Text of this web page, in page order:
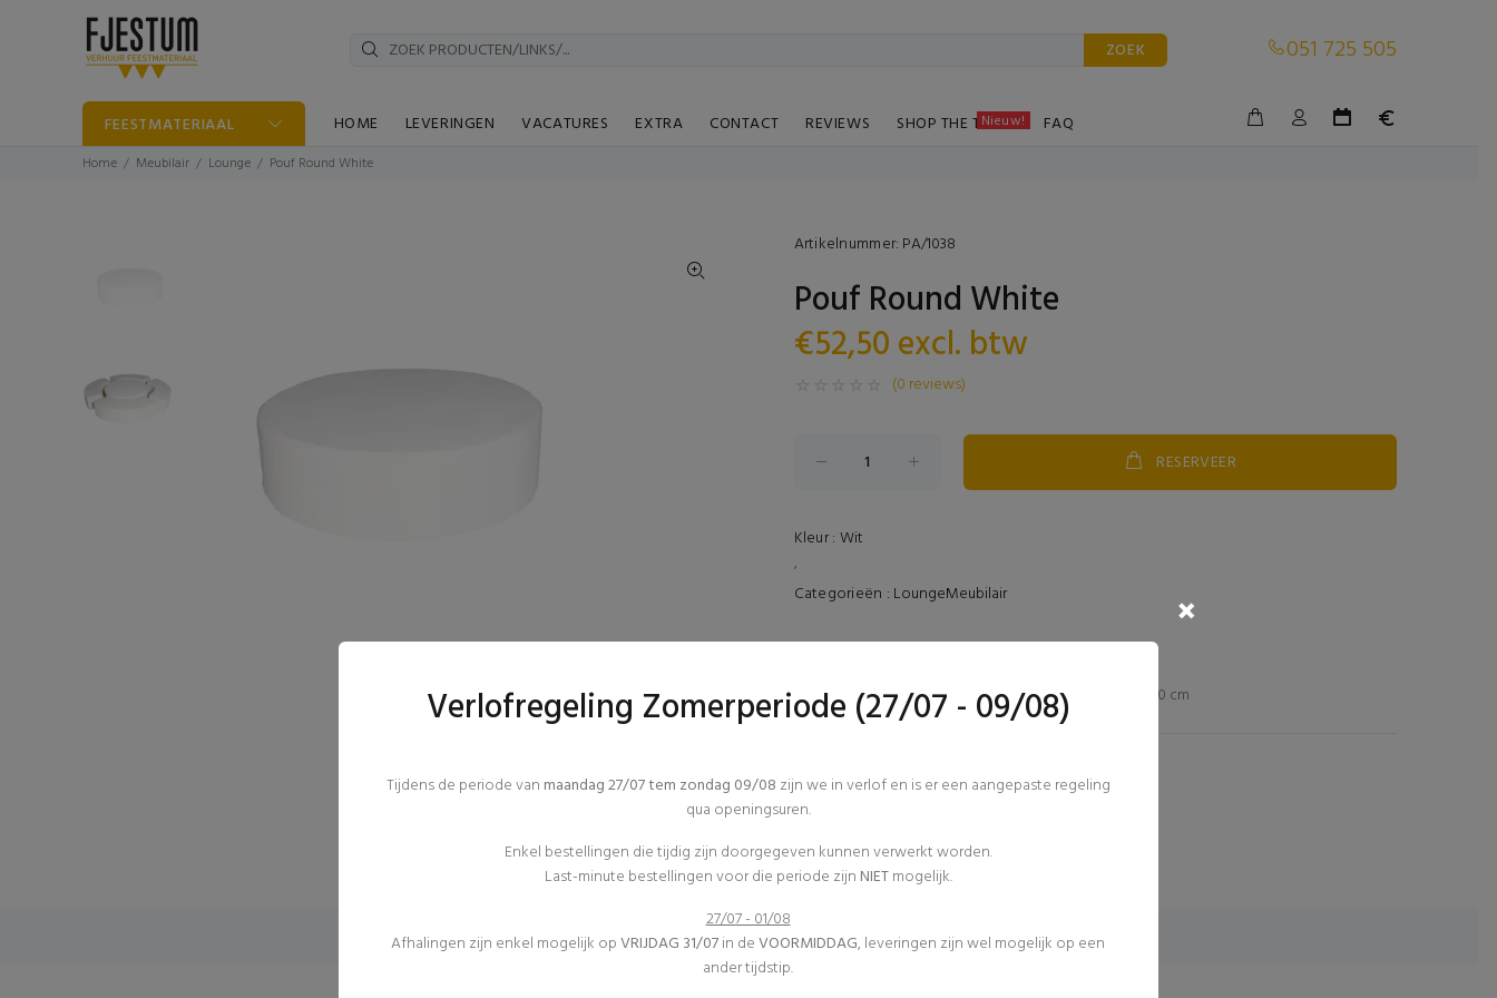
ZOEK 051 725 505
FEESTMATERIAAL HOME LEVERINGEN VACATURES EXTRA CONTACT REVIEWS SHOP THE TABLE
Nieuw! FAQ
Home Meubilair Lounge Pouf Round White
Artikelnummer: PA/1038
Pouf Round White
€52,50 excl. btw
(0 reviews)
RESERVEER
Kleur : Wit
,
Categorieën : LoungeMeubilair
TECHNISCHE DETAILS
Afmetingen :
Ø 140 x H 40 cm
REVIEWS (0)
Verlofregeling Zomerperiode (27/07 - 09/08)
Tijdens de periode van maandag 27/07 tem zondag 09/08 zijn we in verlof en is er een aangepaste regeling
qua openingsuren.
Enkel bestellingen die tijdig zijn doorgegeven kunnen verwerkt worden.
Last-minute bestellingen voor die periode zijn NIETmogelijk.
27/07 - 01/08
Afhalingen zijn enkel mogelijk opVRIJDAG 31/07in deVOORMIDDAG, leveringen zijn wel mogelijk op een
ander tijdstip.